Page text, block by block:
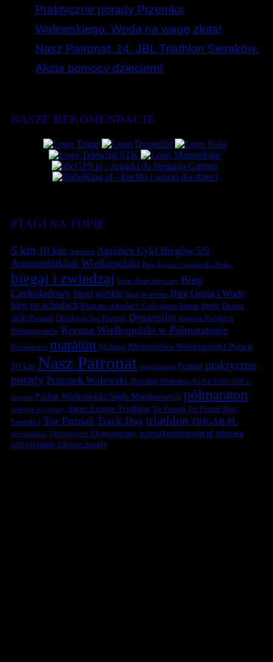
Praktyczne porady Przemka
Walewskiego. Woda na wagę złota!
Nasz Patronat. 14. JBL Triathlon Sieraków.
Akcja pomocy dzieciom!
NASZE REKOMENDACJE
#TAGI NA TOPIE
5 km 10 km Agrobex Agrobex Cykl Biegów 5/5
Automobilklub Wielkopolski Bieg Agrobex zalasewska Piątka
biegaj i zwiedzaj bieg charytatywny Bieg
Czekoladowy biegi górskie biegi w terenie Bieg Ognia i Wody
bieg po schodach Bieg po schodach Collegium Altum dieta Domix
AGD Poznań Duathlon Tor Poznań Dynasplint Korona Polskich
Półmaratonów Korona Wielkopolski w Półmaratonie
Koronawirus maraton Millano Mistrzostwa Wielkopolski Policji
10 km Nasz Patronat nawodnienie Poznań praktyczne
porady Przemek Walewski Przystań Posnania Puchar Polski PSP w
biegach Puchar Wielkopolski Służb Mundurowych półmaraton
strategia zwycięzcy Super League Triathlon Tor Poznań Tor Poznań Bieg
Formuła 1 Tor Poznań Track Day triathlon TRIGAR.PL
ultramaraton Uniwersytet Ekonomiczny wszystkoobieganiu.pl zdrowe
odżywianie zdrowe zasady